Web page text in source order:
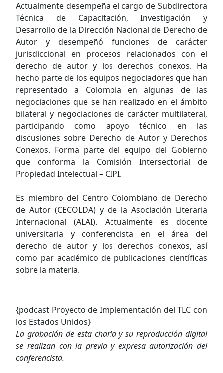
Actualmente desempeña el cargo de Subdirectora
Técnica de Capacitación, Investigación y
Desarrollo de la Dirección Nacional de Derecho de
Autor y desempeñó funciones de carácter
jurisdiccional en procesos relacionados con el
derecho de autor y los derechos conexos. Ha
hecho parte de los equipos negociadores que han
representado a Colombia en algunas de las
negociaciones que se han realizado en el ámbito
bilateral y negociaciones de carácter multilateral,
participando como apoyo técnico en las
discusiones sobre Derecho de Autor y Derechos
Conexos. Forma parte del equipo del Gobierno
que conforma la Comisión Intersectorial de
Propiedad Intelectual – CIPI.
Es miembro del Centro Colombiano de Derecho
de Autor (CECOLDA) y de la Asociación Literaria
Internacional (ALAI). Actualmente es docente
universitaria y conferencista en el área del
derecho de autor y los derechos conexos, así
como par académico de publicaciones científicas
sobre la materia.
{podcast Proyecto de Implementación del TLC con
los Estados Unidos}
La grabación de esta charla y su reproducción digital
se realizan con la previa y expresa autorización del
conferencista.